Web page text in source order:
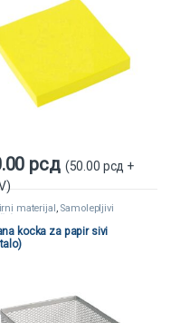
рсд (50.00 рсд +
materijal, Samolepljivi
kocka za papir sivi